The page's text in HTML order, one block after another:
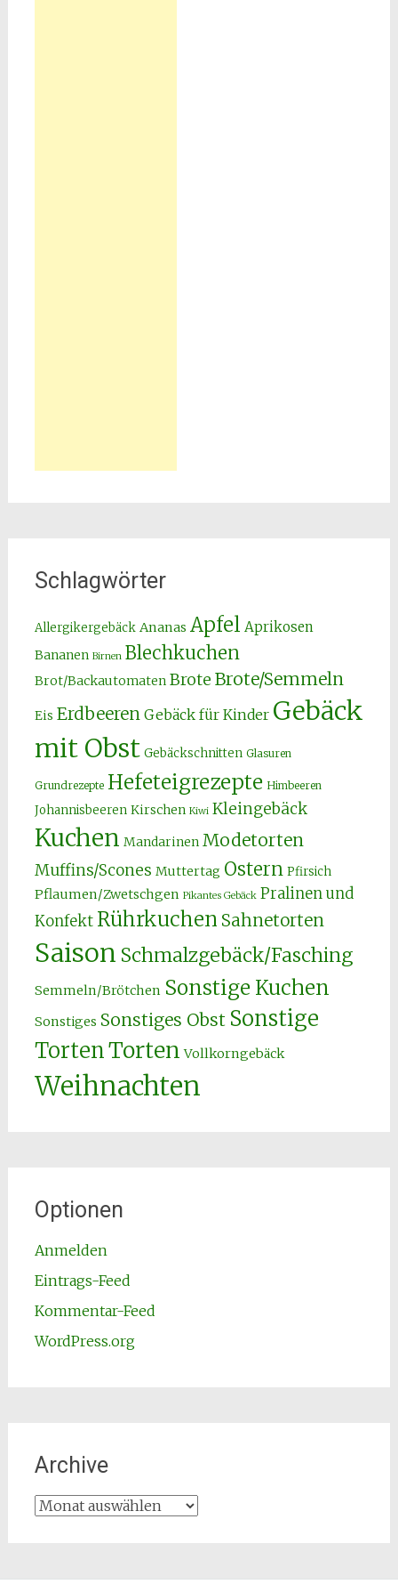
Schlagwörter
Allergikergebäck Ananas Apfel Aprikosen
Bananen Birnen Blechkuchen
Brot/Backautomaten Brote Brote/Semmeln
Eis Erdbeeren Gebäck für Kinder Gebäck
mit Obst Gebäckschnitten Glasuren
Grundrezepte Hefeteigrezepte Himbeeren
Johannisbeeren Kirschen Kiwi Kleingebäck
Kuchen Mandarinen Modetorten
Muffins/Scones Muttertag Ostern Pfirsich
Pflaumen/Zwetschgen Pikantes Gebäck Pralinen und
Konfekt Rührkuchen Sahnetorten
Saison Schmalzgebäck/Fasching
Semmeln/Brötchen Sonstige Kuchen
Sonstiges Sonstiges Obst Sonstige
TortenTorten Vollkorngebäck
Weihnachten
Optionen
Anmelden
Eintrags-Feed
Kommentar-Feed
WordPress.org
Archive
Archive